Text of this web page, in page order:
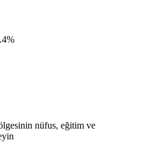
%
nüfus, eğitim ve